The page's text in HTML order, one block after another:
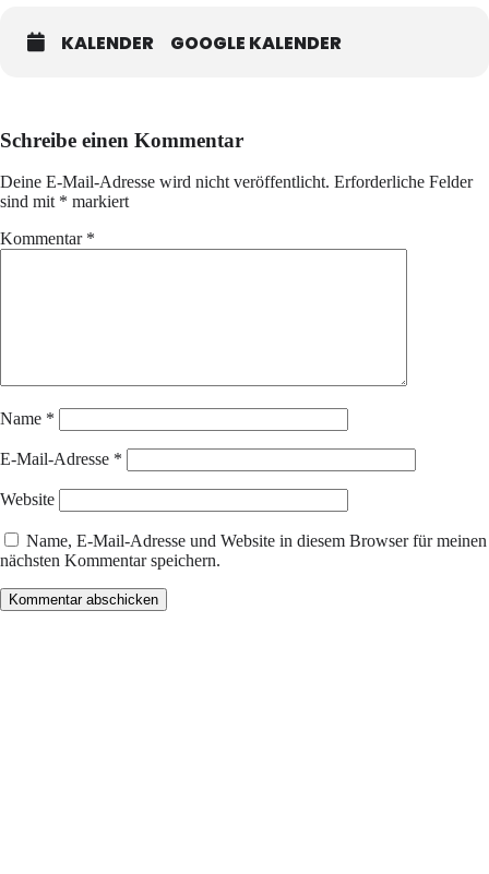
KALENDER GOOGLE KALENDER
Schreibe einen Kommentar
Deine E-Mail-Adresse wird nicht veröffentlicht. Erforderliche Felder
sind mit * markiert
Kommentar *
Name *
E-Mail-Adresse *
Website
Name, E-Mail-Adresse und Website in diesem Browser für meinen
nächsten Kommentar speichern.